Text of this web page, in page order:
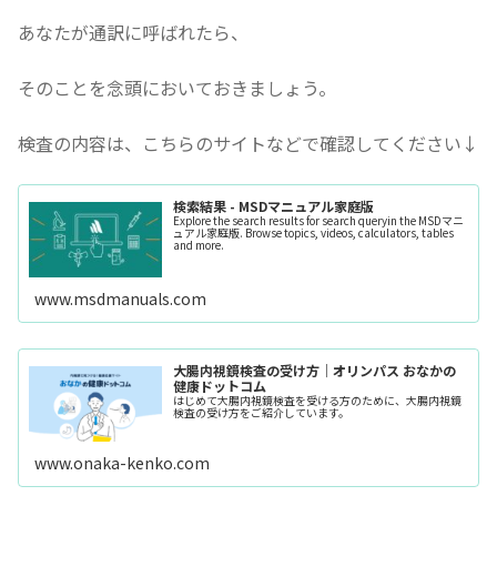
あなたが通訳に呼ばれたら、
そのことを念頭においておきましょう。
検査の内容は、こちらのサイトなどで確認してください↓
検索結果 - MSDマニュアル家庭版
Explore the search results for search queryin the MSDマニ
ュアル家庭版. Browse topics, videos, calculators, tables
and more.
www.msdmanuals.com
大腸内視鏡検査の受け方｜オリンパス おなかの
健康ドットコム
はじめて大腸内視鏡検査を受ける方のために、大腸内視鏡
検査の受け方をご紹介しています。
www.onaka-kenko.com